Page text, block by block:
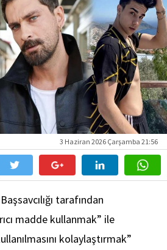
3 Haziran 2026 Çarşamba 21:56
tarafından
madde kullanmak” ile
kolaylaştırmak”